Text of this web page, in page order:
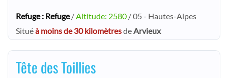
Refuge : Refuge/Altitude: 2580 / 05 - Hautes-Alpes
Situéà moins de 30 kilomètresdeArvieux
Tête des Toillies